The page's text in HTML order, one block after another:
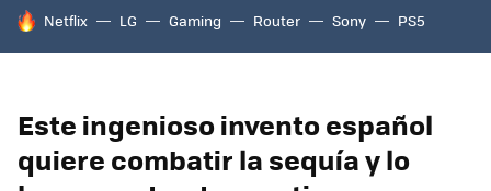
HOY SE HABLA DE
Netflix LG Gaming Router Sony PS5
Este ingenioso invento español
quiere combatir la sequía y lo